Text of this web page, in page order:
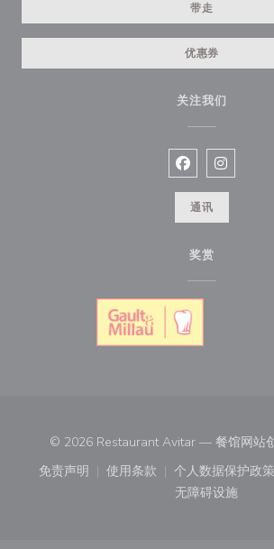
带走
优惠券
关注我们
Facebook ((在
通讯
奖赏
© 2026 Restaurant Avitar — 餐馆网站
免责声明
((在新窗口中打开))
使用条款
((在新窗口中打开))
个人数据保护政策
((在新
无障碍设施
((在新窗口中